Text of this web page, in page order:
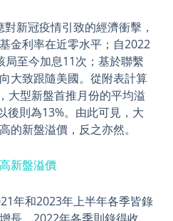
新冠疫情引致的經濟衝擊，
金利率在近零水平；自2022
至今加息11次；基於聯繫
大致跟隨美國。從附表計算
大型新盤首推月份的平均溢
後則為13%。由此可見，大
的新盤溢價，反之亦然。
新盤溢價
年和2023年上半年各季皆錄